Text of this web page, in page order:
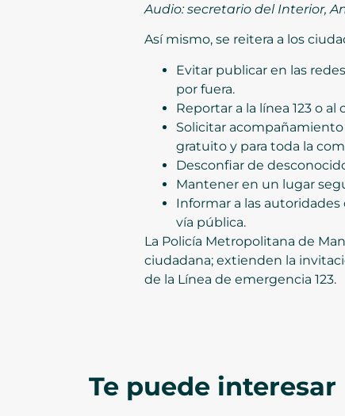
Audio: secretario del Interior,
Así mismo, se reitera a los
Evitar publicar en las
por fuera. ⁠
Reportar a la línea 123 o
Solicitar acompañamiento
gratuito y para toda la
Desconfiar de
Mantener en un lugar
Informar a las
vía pública.
La Policía Metropolitana de
ciudadana; extienden la
de la Línea de emergencia 123.
Te puede interesar